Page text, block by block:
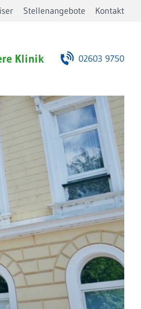
Stellenangebote Kontakt
Klinik 02603 9750